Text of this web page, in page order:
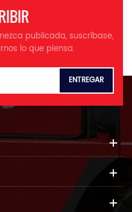
publicada, suscríbase,
lo que piensa.